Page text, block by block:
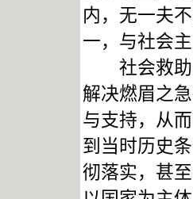
内，无一夫
一，与社会
社会救助
解决燃眉之
与支持，从
到当时历史
彻落实，甚